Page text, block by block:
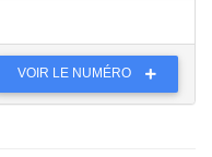
VOIR LE NUMÉRO